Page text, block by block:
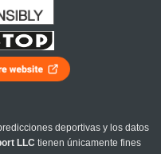
deportivas y los datos
LLC tienen únicamente fines